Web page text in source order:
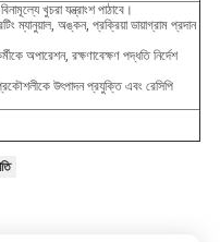
খুচরা যন্ত্রাংশ পাঠাবে।
ম্যানুয়াল, অঙ্কন, প্রক্রিয়া ডায়াগ্রাম প্রদান
অপারেশন, রক্ষণাবেক্ষণ পদ্ধতি নির্দেশ
উৎপাদন প্রযুক্তি এবং রেসিপি